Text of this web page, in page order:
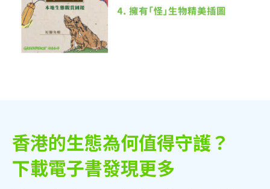
香港的生態為何值得守護？
下載電子書發現更多